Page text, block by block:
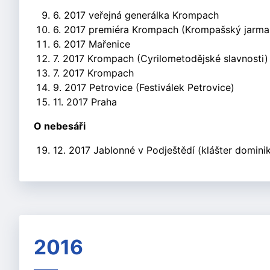
6. 2017 veřejná generálka Krompach
6. 2017 premiéra Krompach (Krompašský
6. 2017 Mařenice
7. 2017 Krompach (Cyrilometodějské slavnosti)
7. 2017 Krompach
9. 2017 Petrovice (Festiválek Petrovice)
11. 2017 Praha
O nebesáři
12. 2017 Jablonné v Podještědí (klášter
2016